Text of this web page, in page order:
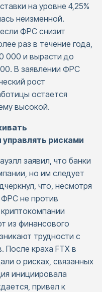
на уровне 4,25%
неизменной.
ФРС снизит
раз в течение года,
000 и вырасти до
В заявлении ФРС
рост
остается
высокой.
рисками
заявил, что банки
но им следует
что, несмотря
ФРС не против
из финансового
трудности с
После краха FTX в
о рисках, связанных
инициировала
привел к